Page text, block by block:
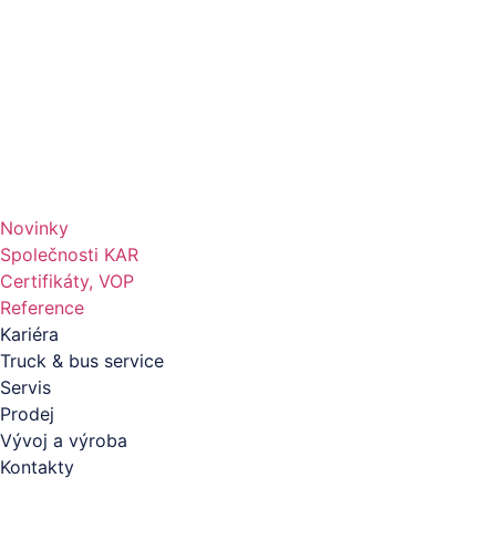
Novinky
Společnosti KAR
Certifikáty, VOP
Reference
Kariéra
Truck & bus service
Servis
Prodej
Vývoj a výroba
Kontakty